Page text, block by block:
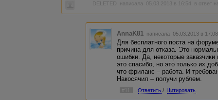
написала 05.03.2013 в 16:54 в ответ
AnnaK81 написала 05.03.2013 в
Для бесплатного поста на
причина для отказа. Это
ошибки. Да, некоторые
это спасибо, но это только их
что фриланс – работа. И
Накосячил – получи рублем.
#11 Ответить / Цитировать